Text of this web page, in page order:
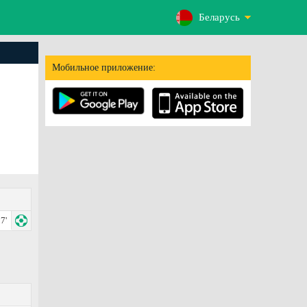
Беларусь
Мобильное приложение: